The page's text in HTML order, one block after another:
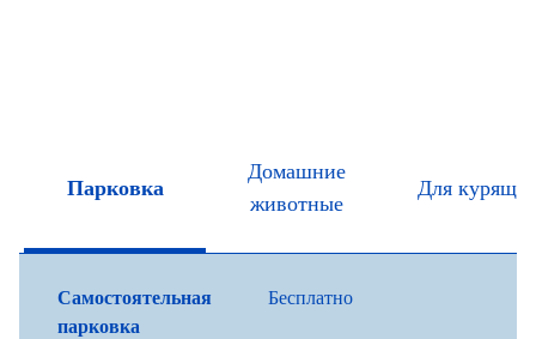
Парковка
Домашние
животные
Для
Самостоятельная
парковка
Бесплатно